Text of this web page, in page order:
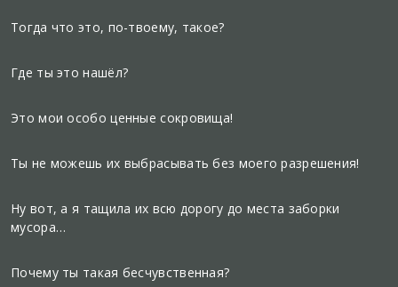
Тогда что это, по-твоему, такое?
Где ты это нашёл?
Это мои особо ценные сокровища!
Ты не можешь их выбрасывать без моего разрешения!
Ну вот, а я тащила их всю дорогу до места заборки
мусора…
Почему ты такая бесчувственная?